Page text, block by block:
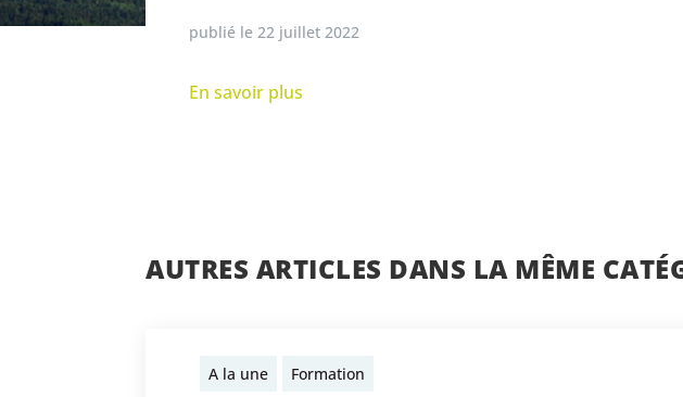
publié le 22 juillet 2022
En savoir plus
AUTRES ARTICLES DANS LA MÊME
A la une Formation